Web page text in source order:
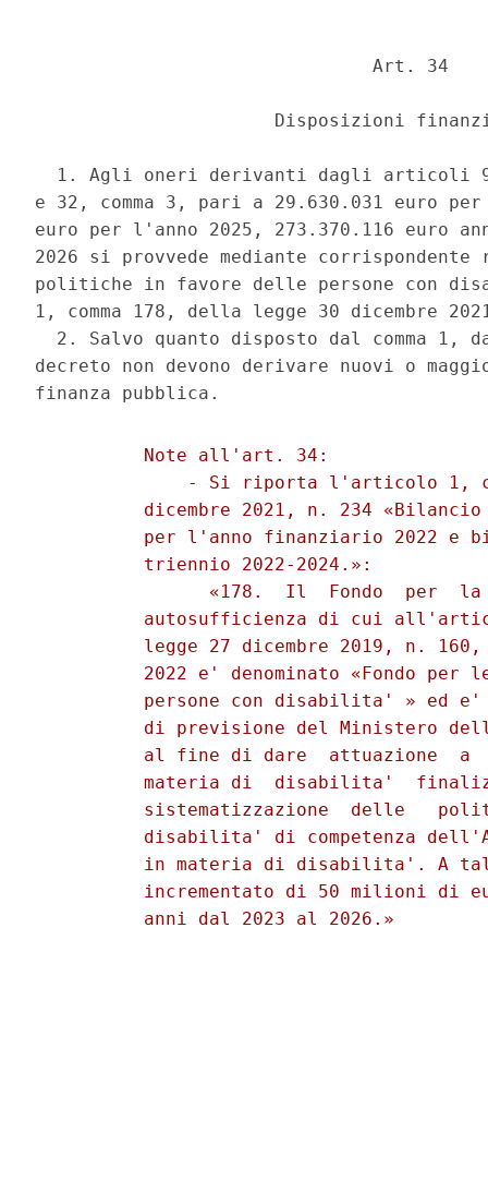
                               Art. 34
Disposizioni
1. Agli oneri derivanti dagli articoli
e 32, comma 3, pari a 29.630.031 euro
euro per l'anno 2025, 273.370.116 euro
2026 si provvede mediante
politiche in favore delle persone con
1, comma 178, della legge 30 dicembre
2. Salvo quanto disposto dal comma 1,
decreto non devono derivare nuovi o
          Note all'art. 34:
- Si riporta l'articolo 1,
dicembre 2021, n. 234
per l'anno finanziario 2022 e
          triennio 2022-2024.»:
«178.  Il  Fondo  per
autosufficienza di cui
legge 27 dicembre 2019, n.
2022 e' denominato «Fondo per
persone con disabilita' » ed
di previsione del Ministero
al fine di dare  attuazione  a
materia di  disabilita'
sistematizzazione  delle
disabilita' di competenza
in materia di disabilita'. A
incrementato di 50 milioni di